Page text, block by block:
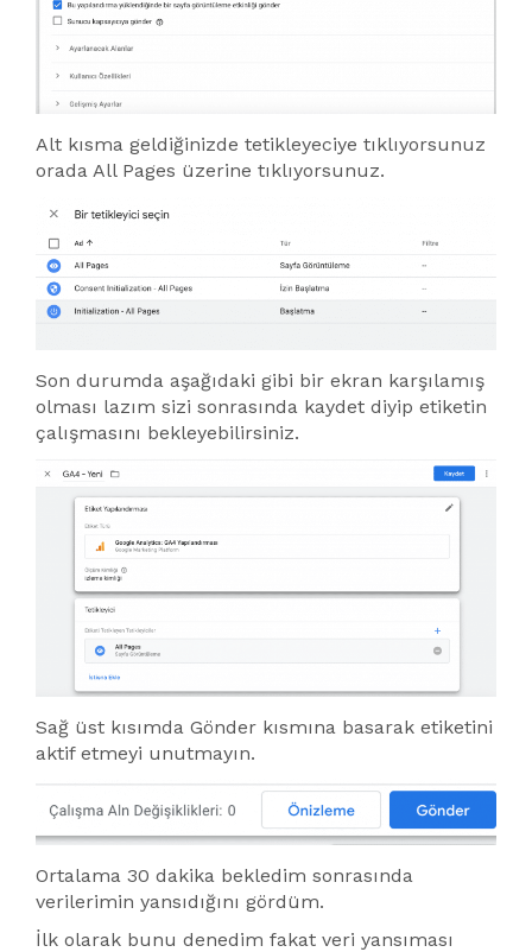
Alt kısma geldiğinizde tetikleyeciye tıklıyorsunuz
orada All Pages üzerine tıklıyorsunuz.
Son durumda aşağıdaki gibi bir ekran karşılamış
olması lazım sizi sonrasında kaydet diyip etiketin
çalışmasını bekleyebilirsiniz.
Sağ üst kısımda Gönder kısmına basarak etiketini
aktif etmeyi unutmayın.
Ortalama 30 dakika bekledim sonrasında
verilerimin yansıdığını gördüm.
İlk olarak bunu denedim fakat veri yansıması